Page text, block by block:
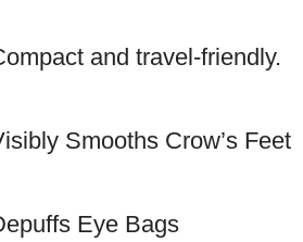
and travel-friendly.
Smooths Crow’s Feet
Eye Bags